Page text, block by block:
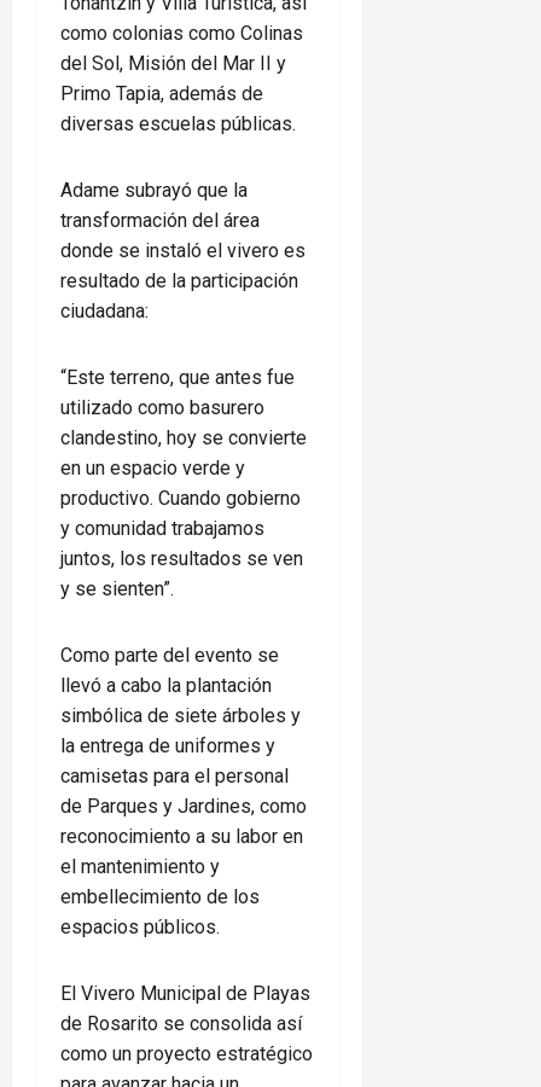
como colonias como Colinas
del Sol, Misión del Mar II y
Primo Tapia, además de
diversas escuelas públicas.
Adame subrayó que la
transformación del área
donde se instaló el vivero es
resultado de la participación
ciudadana:
“Este terreno, que antes fue
utilizado como basurero
clandestino, hoy se convierte
en un espacio verde y
productivo. Cuando gobierno
y comunidad trabajamos
juntos, los resultados se ven
y se sienten”.
Como parte del evento se
llevó a cabo la plantación
simbólica de siete árboles y
la entrega de uniformes y
camisetas para el personal
de Parques y Jardines, como
reconocimiento a su labor en
el mantenimiento y
embellecimiento de los
espacios públicos.
El Vivero Municipal de Playas
de Rosarito se consolida así
como un proyecto estratégico